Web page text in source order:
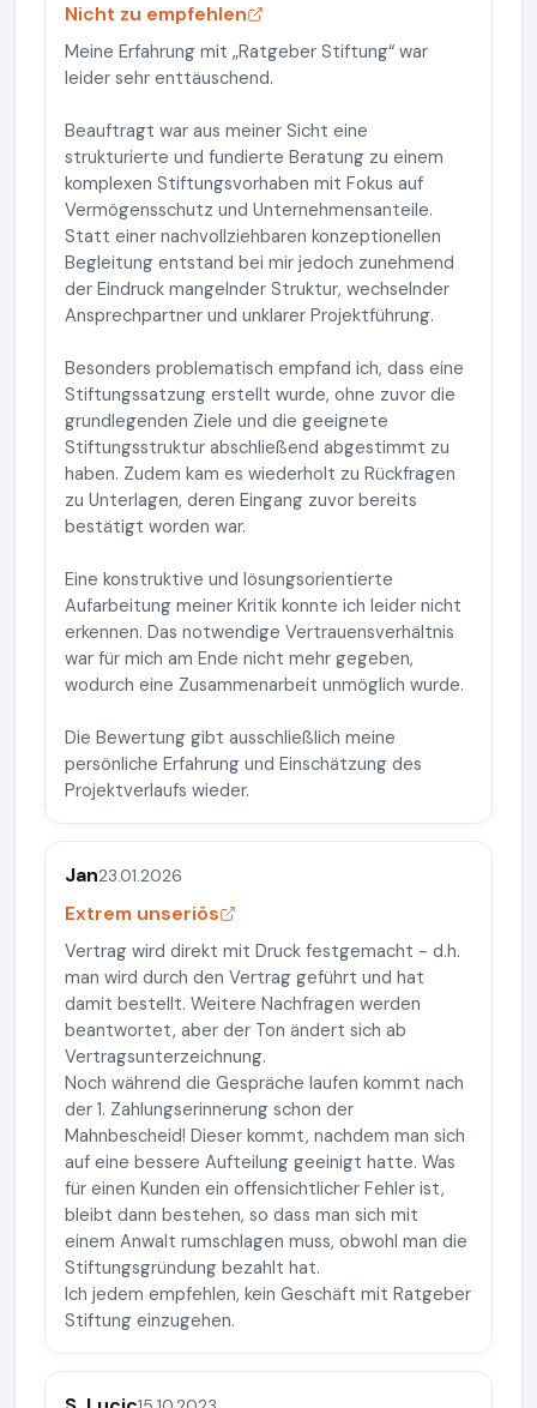
Nicht zu empfehlen
Meine Erfahrung mit „Ratgeber Stiftung“ war
leider sehr enttäuschend.
Beauftragt war aus meiner Sicht eine
strukturierte und fundierte Beratung zu einem
komplexen Stiftungsvorhaben mit Fokus auf
Vermögensschutz und Unternehmensanteile.
Statt einer nachvollziehbaren konzeptionellen
Begleitung entstand bei mir jedoch zunehmend
der Eindruck mangelnder Struktur, wechselnder
Ansprechpartner und unklarer Projektführung.
Besonders problematisch empfand ich, dass eine
Stiftungssatzung erstellt wurde, ohne zuvor die
grundlegenden Ziele und die geeignete
Stiftungsstruktur abschließend abgestimmt zu
haben. Zudem kam es wiederholt zu Rückfragen
zu Unterlagen, deren Eingang zuvor bereits
bestätigt worden war.
Eine konstruktive und lösungsorientierte
Aufarbeitung meiner Kritik konnte ich leider nicht
erkennen. Das notwendige Vertrauensverhältnis
war für mich am Ende nicht mehr gegeben,
wodurch eine Zusammenarbeit unmöglich wurde.
Die Bewertung gibt ausschließlich meine
persönliche Erfahrung und Einschätzung des
Projektverlaufs wieder.
Jan23.01.2026
Extrem unseriös
Vertrag wird direkt mit Druck festgemacht - d.h.
man wird durch den Vertrag geführt und hat
damit bestellt. Weitere Nachfragen werden
beantwortet, aber der Ton ändert sich ab
Vertragsunterzeichnung.
Noch während die Gespräche laufen kommt nach
der 1. Zahlungserinnerung schon der
Mahnbescheid! Dieser kommt, nachdem man sich
auf eine bessere Aufteilung geeinigt hatte. Was
für einen Kunden ein offensichtlicher Fehler ist,
bleibt dann bestehen, so dass man sich mit
einem Anwalt rumschlagen muss, obwohl man die
Stiftungsgründung bezahlt hat.
Ich jedem empfehlen, kein Geschäft mit Ratgeber
Stiftung einzugehen.